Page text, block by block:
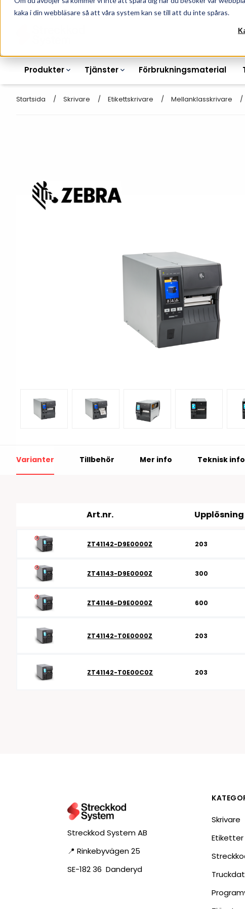
kaka i din webbläsare så att våra system kan se till att du inte spåras.
010-162 61 90
Produkter
Kortskrivare
Industriella
Förbrukning
bläckstråleskrivare
Varningsetiketter
RFID Skrivare
RFID antenner
Batteridrivna
arbetsstationer
Tjänster
Streckkodsmenyer
Hyllkantsmärkning
Förbrukningsmaterial
Startsida Skrivare Etikettskrivare Mellanklasskrivare
Varianter Tillbehör Mer info Teknisk info
Art.nr. Upplösning
ZT41142-D9E0000Z 203
ZT41143-D9E0000Z 300
ZT41146-D9E0000Z 600
ZT41142-T0E0000Z 203
ZT41142-T0E00C0Z 203
Streckkod System AB
📍 Rinkebyvägen 25
SE-182 36 Danderyd
Skrivare